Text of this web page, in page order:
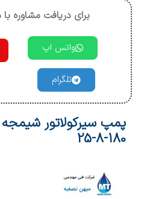
برای دریافت مشاوره با
واتس اپ
تلگرام
25-8-180